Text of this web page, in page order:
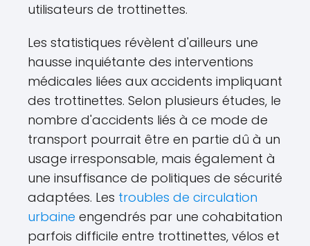
utilisateurs de trottinettes.
Les statistiques révèlent d'ailleurs une
hausse inquiétante des interventions
médicales liées aux accidents impliquant
des trottinettes. Selon plusieurs études, le
nombre d'accidents liés à ce mode de
transport pourrait être en partie dû à un
usage irresponsable, mais également à
une insuffisance de politiques de sécurité
adaptées. Les troubles de circulation
urbaine engendrés par une cohabitation
parfois difficile entre trottinettes, vélos et